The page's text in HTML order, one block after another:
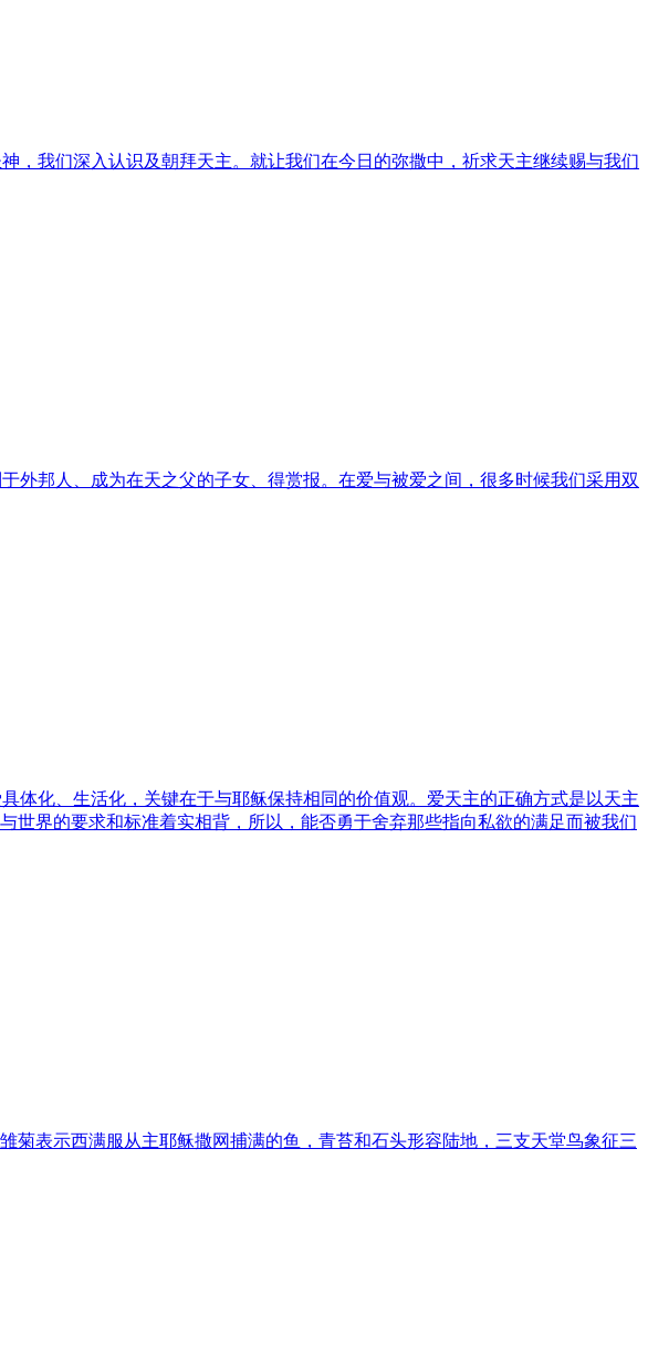
，我们深入认识及朝拜天主。就让我们在今日的弥撒中，祈求天主继续赐与我们
外邦人、成为在天之父的子女、得赏报。在爱与被爱之间，很多时候我们采用双
体化、生活化，关键在于与耶稣保持相同的价值观。爱天主的正确方式是以天主
世界的要求和标准着实相背，所以，能否勇于舍弃那些指向私欲的满足而被我们
菊表示西满服从主耶稣撒网捕满的鱼，青苔和石头形容陆地，三支天堂鸟象征三